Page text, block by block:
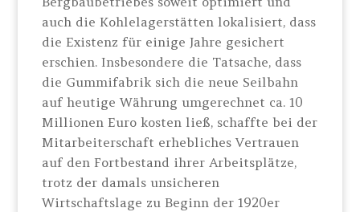
auch die Kohlelagerstätten lokalisiert, dass
die Existenz für einige Jahre gesichert
erschien. Insbesondere die Tatsache, dass
die Gummifabrik sich die neue Seilbahn
auf heutige Währung umgerechnet ca. 10
Millionen Euro kosten ließ, schaffte bei der
Mitarbeiterschaft erhebliches Vertrauen
auf den Fortbestand ihrer Arbeitsplätze,
trotz der damals unsicheren
Wirtschaftslage zu Beginn der 1920er